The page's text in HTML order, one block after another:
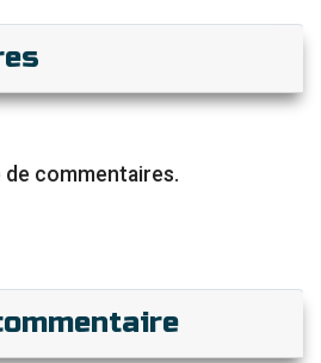
de commentaires.